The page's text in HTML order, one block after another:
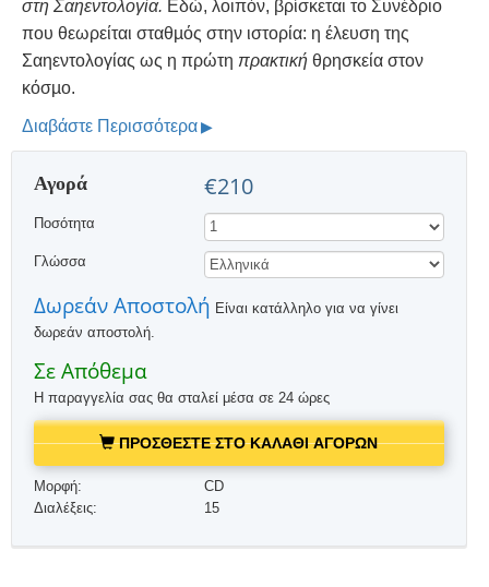
στη Σαηεντολογία. Εδώ, λοιπόν, βρίσκεται το Συνέδριο
που θεωρείται σταθµός στην ιστορία: η έλευση της
Σαηεντολογίας ως η πρώτη πρακτική θρησκεία στον
κόσµο.
Διαβάστε Περισσότερα
Αγορά €210
Ποσότητα
Γλώσσα
Δωρεάν Αποστολή Είναι κατάλληλο για να γίνει
δωρεάν αποστολή.
Σε Απόθεμα
Η παραγγελία σας θα σταλεί μέσα σε 24 ώρες
ΠΡΟΣΘΕΣΤΕ ΣΤΟ ΚΑΛΑΘΙ ΑΓΟΡΩΝ
Μορφή:
CD
Διαλέξεις:
15